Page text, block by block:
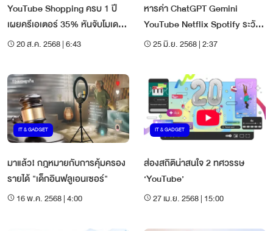
YouTube Shopping ครบ 1 ปี
เผยครีเอเตอร์ 35% หันจับโมเดล
แอฟฟิลิเอตจริงจัง
20 ส.ค. 2568 | 6:43
หารค่า ChatGPT Gemini
YouTube Netflix Spotify ระวัง
มิจฉาชีพ
25 มิ.ย. 2568 | 2:37
IT & GADGET
มาแล้ว! กฎหมายกับการคุ้มครอง
รายได้ "เด็กอินฟลูเอนเซอร์"
16 พ.ค. 2568 | 4:00
IT & GADGET
ส่องสถิติน่าสนใจ 2 ทศวรรษ
‘YouTube’
27 เม.ย. 2568 | 15:00